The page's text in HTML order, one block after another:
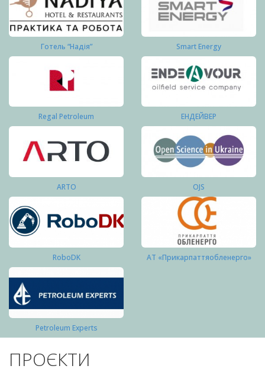
Готель “Надія” Smart Energy
Regal Petroleum ЕНДЕЙВЕР
ARTO OJS
RoboDK АТ «Прикарпаттяобленерго»
Petroleum Experts
ПРОЄКТИ